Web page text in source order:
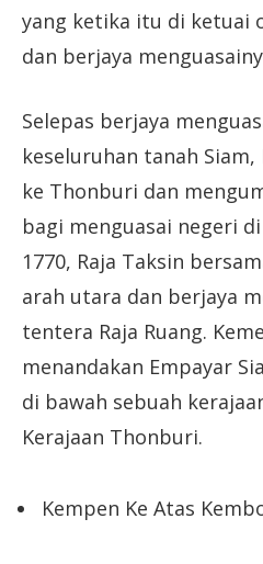
yang ketika itu di ketuai
dan berjaya
Selepas berjaya
keseluruhan tanah
ke Thonburi dan
bagi menguasai negeri
1770, Raja Taksin
arah utara dan berjaya
tentera Raja Ruang.
menandakan Empayar
di bawah sebuah
Kerajaan Thonburi.
Kempen Ke Atas